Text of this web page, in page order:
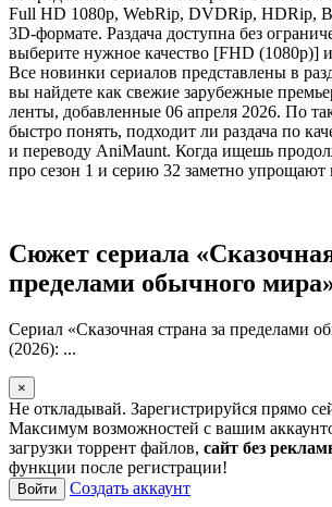
Full HD 1080p, WebRip, DVDRip, HDRip,
3D-формате. Раздача доступна без
выберите нужное качество [FHD (1080p)] и
Все новинки сериалов представлены в
вы найдете как свежие зарубежные
ленты, добавленные 06 апреля 2026. По
быстро понять, подходит ли раздача по
и переводу AniMaunt. Когда ищешь
про сезон 1 и серию 32 заметно упрощают
Сюжет сериала
пределами обычного
Сериал «Сказочная страна за пределами
(2026): ...
×
Не откладывай. Зарегистрируйся прямо
Максимум возможностей с вашим
загрузки торрент файлов, сайт без
функции после регистрации!
Войти Создать аккаунт